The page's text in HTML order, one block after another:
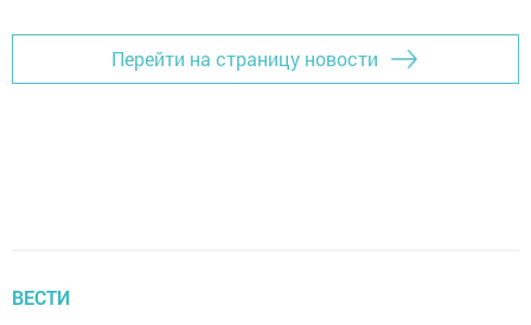
Перейти на страницу новости
ВЕСТИ